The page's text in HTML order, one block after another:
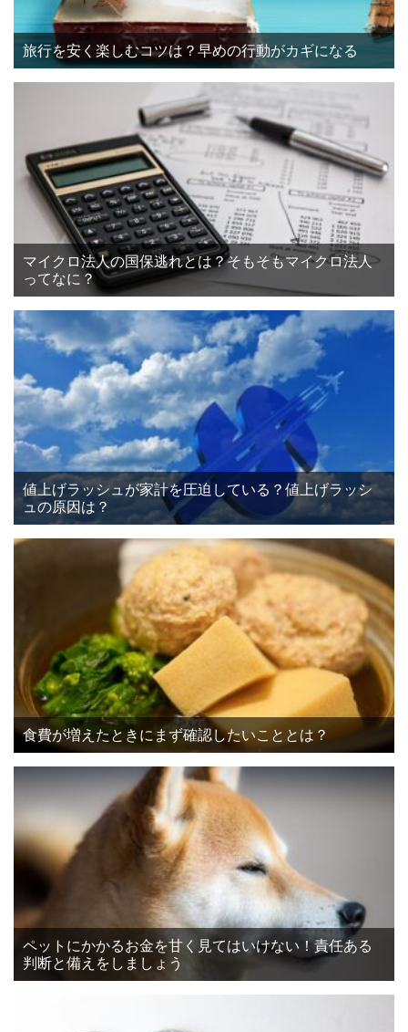
旅行を安く楽しむコツは？早めの行動がカギになる
マイクロ法人の国保逃れとは？そもそもマイクロ法人
ってなに？
値上げラッシュが家計を圧迫している？値上げラッシ
ュの原因は？
食費が増えたときにまず確認したいこととは？
ペットにかかるお金を甘く見てはいけない！責任ある
判断と備えをしましょう